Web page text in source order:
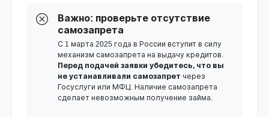
Важно: проверьте отсутствие
самозапрета
С 1 марта 2025 года в России вступит в силу
механизм самозапрета на выдачу кредитов.
Перед подачей заявки убедитесь, что вы
не устанавливали самозапрет через
Госуслуги или МФЦ. Наличие самозапрета
сделает невозможным получение займа.